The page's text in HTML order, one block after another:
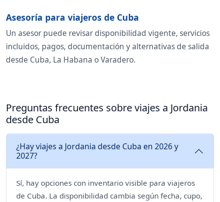
Asesoría para viajeros de Cuba
Un asesor puede revisar disponibilidad vigente, servicios
incluidos, pagos, documentación y alternativas de salida
desde Cuba, La Habana o Varadero.
Preguntas frecuentes sobre viajes a Jordania
desde Cuba
¿Hay viajes a Jordania desde Cuba en 2026 y
2027?
Sí, hay opciones con inventario visible para viajeros
de Cuba. La disponibilidad cambia según fecha, cupo,